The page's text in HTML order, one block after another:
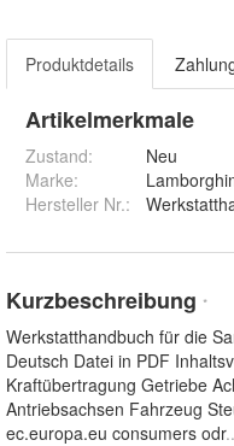
Produktdetails
Artikelmerkmale
Zustand:
Neu
Marke:
Hersteller Nr.:
Kurzbeschreibung *
Werkstatthandbuch für die
Deutsch Datei in PDF
Kraftübertragung Getriebe
Antriebsachsen Fahrzeug
ec.europa.eu consumers odr